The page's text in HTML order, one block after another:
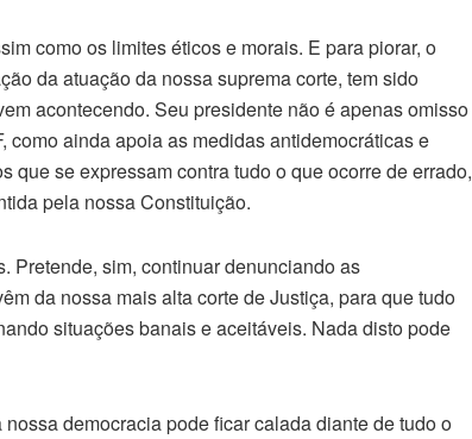
como os limites éticos e morais. E para piorar, o
da atuação da nossa suprema corte, tem sido
acontecendo. Seu presidente não é apenas omisso
ainda apoia as medidas antidemocráticas e
se expressam contra tudo o que ocorre de errado,
pela nossa Constituição.
Pretende, sim, continuar denunciando as
da nossa mais alta corte de Justiça, para que tudo
situações banais e aceitáveis. Nada disto pode
democracia pode ficar calada diante de tudo o